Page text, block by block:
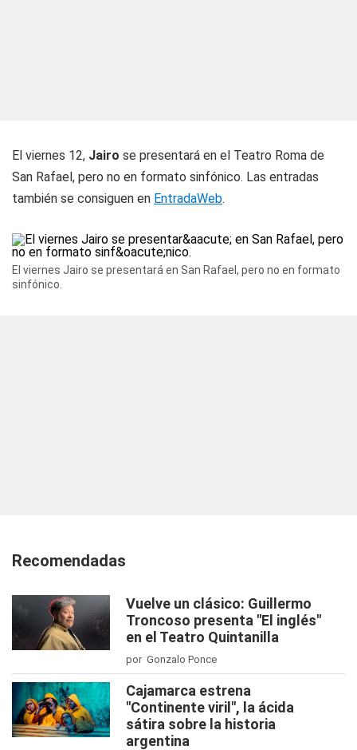
El viernes 12, Jairo se presentará en el Teatro Roma de
San Rafael, pero no en formato sinfónico. Las entradas
también se consiguen en EntradaWeb.
El viernes Jairo se presentará en San Rafael, pero no en formato
sinfónico.
Recomendadas
Vuelve un clásico: Guillermo
Troncoso presenta "El inglés"
en el Teatro Quintanilla
por Gonzalo Ponce
Cajamarca estrena
"Continente viril", la ácida
sátira sobre la historia
argentina